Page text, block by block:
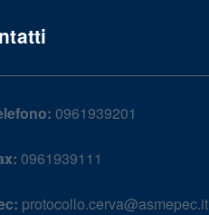
0961939201
0961939111
protocollo.cerva@asmepec.it